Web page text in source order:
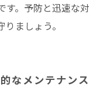
す。予防と迅速な対
ましょう。
なメンテナンス